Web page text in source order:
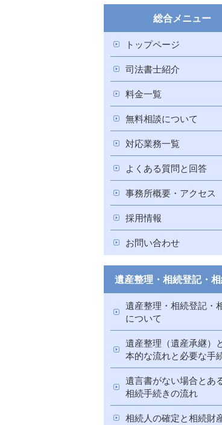
総合メニュー
トップページ
司法書士紹介
料金一覧
無料相談について
対応業務一覧
よくある質問と回答
事務所概要・アクセス
採用情報
お問い合わせ
遺産整理・相続登記・
遺産整理・相続登記・
について
遺産整理（遺産承継）
本的な流れと必要な手
遺言書がない場合とあ
相続手続きの流れ
相続人の確定と相続財